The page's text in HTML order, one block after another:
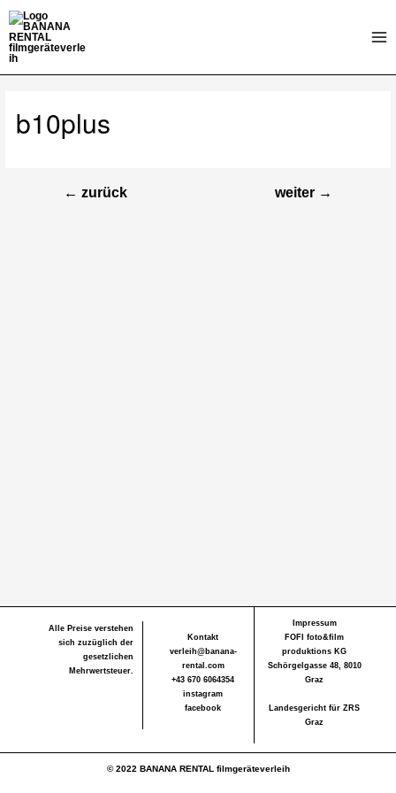
Zum
Inhalt
springen
b10plus
Beitragsnavigation
← zurück weiter →
Alle Preise verstehen
sich zuzüglich der
gesetzlichen
Mehrwertsteuer.
Kontakt
verleih@banana-
rental.com
+43 670 6064354
instagram
facebook
Impressum
FOFI foto&film
produktions KG
Schörgelgasse 48, 8010
Graz
Landesgericht für ZRS
Graz
© 2022 BANANA RENTAL filmgeräteverleih